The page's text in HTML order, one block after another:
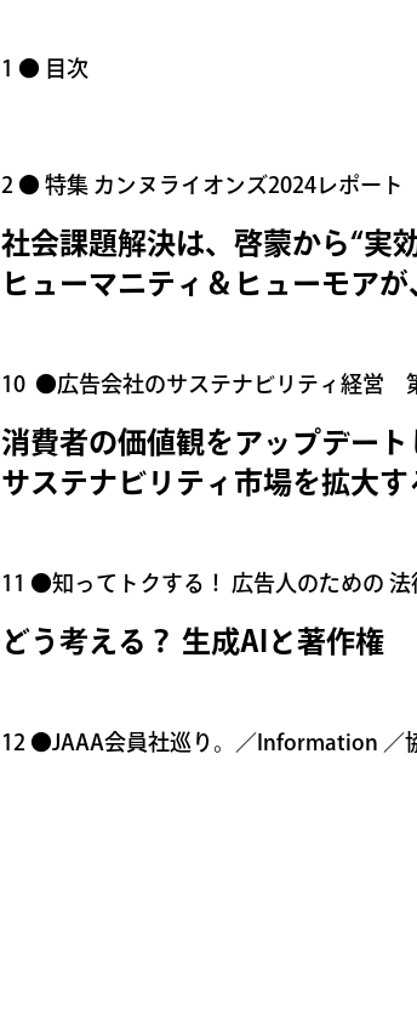
1 ● 目次
2 ● 特集 カンヌライオンズ2024レポート
社会課題解決は、啓蒙から“実
ヒューマニティ＆ヒューモアが
10 ●広告会社のサステナビリティ経営
消費者の価値観をアップデート
サステナビリティ市場を拡大す
11 ●知ってトクする！ 広告人のための 法
どう考える？ 生成AIと著作権
12 ●JAAA会員社巡り。／Information ／